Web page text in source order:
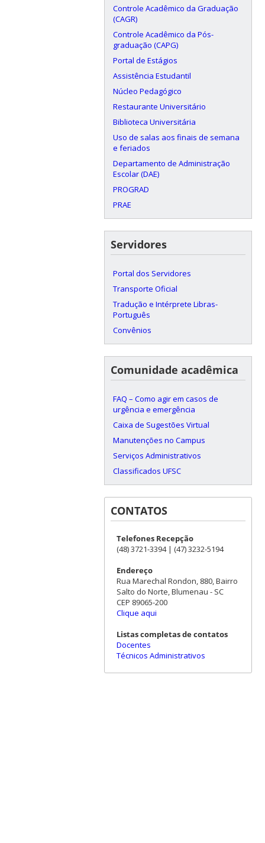
Controle Acadêmico da Graduação
(CAGR)
Controle Acadêmico da Pós-
graduação (CAPG)
Portal de Estágios
Assistência Estudantil
Núcleo Pedagógico
Restaurante Universitário
Biblioteca Universitária
Uso de salas aos finais de semana
e feriados
Departamento de Administração
Escolar (DAE)
PROGRAD
PRAE
Servidores
Portal dos Servidores
Transporte Oficial
Tradução e Intérprete Libras-
Português
Convênios
Comunidade acadêmica
FAQ – Como agir em casos de
urgência e emergência
Caixa de Sugestões Virtual
Manutenções no Campus
Serviços Administrativos
Classificados UFSC
CONTATOS
Telefones Recepção
(48) 3721-3394 | (47) 3232-5194
Endereço
Rua Marechal Rondon, 880, Bairro
Salto do Norte, Blumenau - SC
CEP 89065-200
Clique aqui
Listas completas de contatos
Docentes
Técnicos Administrativos